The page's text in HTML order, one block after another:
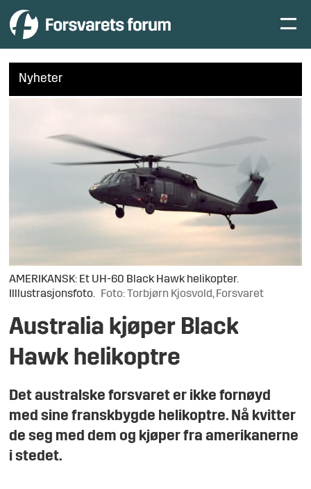
Nyheter
AMERIKANSK: Et UH-60 Black Hawk helikopter.
Illlustrasjonsfoto.
Foto: Torbjørn Kjosvold, Forsvaret
Australia kjøper Black
Hawk helikoptre
Det australske forsvaret er ikke fornøyd
med sine franskbygde helikoptre. Nå kvitter
de seg med dem og kjøper fra amerikanerne
i stedet.